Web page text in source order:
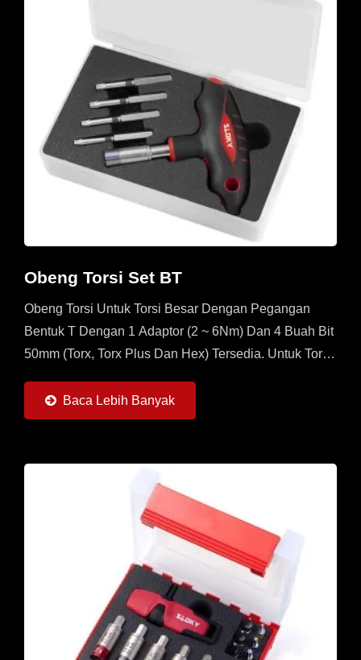
Obeng Torsi Set BT
Obeng Torsi Untuk Torsi Besar Dengan Pegangan
Bentuk T Dengan 1 Adaptor (2 ~ 6Nm) Dan 4 Buah Bit
50mm (Torx, Torx Plus Dan Hex) Tersedia. Untuk Torsi
Aplikasi....Baca Lebih Banyak